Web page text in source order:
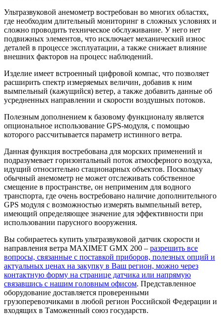
Ультразвуковой анемометр востребован во многих областях,
где необходим длительный мониторинг в сложных условиях и
сложно проводить техническое обслуживание. У него нет
подвижных элементов, что исключает механический износ
деталей в процессе эксплуатации, а также снижает влияние
внешних факторов на процесс наблюдений.
Изделие имеет встроенный цифровой компас, что позволяет
расширить спектр измеряемых величин, добавив к ним
вымпельный (кажущийся) ветер, а также добавить данные об
усредненных направлении и скорости воздушных потоков.
Полезным дополнением к базовому функционалу является
опциональное использование GPS-модуля, с помощью
которого рассчитывается параметр истинного ветра.
Данная функция востребована для морских применений и
подразумевает горизонтальный поток атмосферного воздуха,
идущий относительно стационарных объектов. Поскольку
обычный анемометр не может отслеживать собственное
смещение в пространстве, он неприменим для водного
транспорта, где очень востребовано наличие дополнительного
GPS модуля с возможностью измерять вымпельный ветер,
имеющий определяющее значение для эффективности при
использовании парусного вооружения.
Вы собираетесь купить ультразвуковой датчик скорости и
направления ветра MAXIMET GMX 200 – разрешить все
вопросы, связанные с поставкой приборов, полезных опций и
актуальных ценах на закупку в Ваш регион, можно через
контактную форму на странице датчика или напрямую
связавшись с нашим головным офисом. Представленное
оборудование доставляется проверенными
грузоперевозчиками в любой регион Российской Федерации и
входящих в Таможенный союз государств.